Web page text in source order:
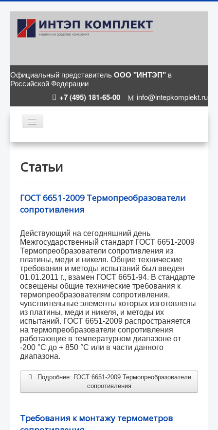
Официальный представительООО "ИНТЭП" в
Российской Федерации
+7 (495) 181-65-00 info@intepkomplekt.ru
ГЛАВНАЯ
КАТАЛОГ
О КОМПАНИИ
КОНТАКТЫ
Главная Статьи
Статьи
ГОСТ 6651-2009 Термопреобразователи
сопротивления
Действующий на сегодняшний день
Межгосударственный стандарт ГОСТ 6651-2009
Термопреобразователи сопротивления из
платины, меди и никеля. Общие технические
требования и методы испытаний был введен
01.01.2011 г., взамен ГОСТ 6651-94. В стандарте
освещены общие технические требования к
термопреобразователям сопротивления,
чувствительные элементы которых изготовлены
из платины, меди и никеля, и методы их
испытаний. ГОСТ 6651-2009 распространяется
на термопреобразователи сопротивления
работающие в температурном диапазоне от
-200 °С до + 850 °С или в части данного
диапазона.
Подробнее: ГОСТ 6651-2009 Термопреобразователи
сопротивления
Требования к монтажу термометров